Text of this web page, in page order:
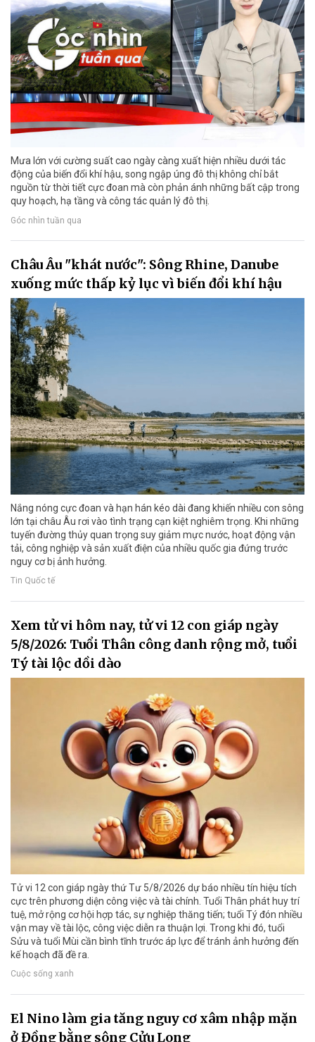
Mưa lớn với cường suất cao ngày càng xuất hiện nhiều dưới tác
động của biến đổi khí hậu, song ngập úng đô thị không chỉ bắt
nguồn từ thời tiết cực đoan mà còn phản ánh những bất cập trong
quy hoạch, hạ tầng và công tác quản lý đô thị.
Góc nhìn tuần qua
Châu Âu "khát nước": Sông Rhine, Danube
xuống mức thấp kỷ lục vì biến đổi khí hậu
Nắng nóng cực đoan và hạn hán kéo dài đang khiến nhiều con sông
lớn tại châu Âu rơi vào tình trạng cạn kiệt nghiêm trọng. Khi những
tuyến đường thủy quan trọng suy giảm mực nước, hoạt động vận
tải, công nghiệp và sản xuất điện của nhiều quốc gia đứng trước
nguy cơ bị ảnh hưởng.
Tin Quốc tế
Xem tử vi hôm nay, tử vi 12 con giáp ngày
5/8/2026: Tuổi Thân công danh rộng mở, tuổi
Tý tài lộc dồi dào
Tử vi 12 con giáp ngày thứ Tư 5/8/2026 dự báo nhiều tín hiệu tích
cực trên phương diện công việc và tài chính. Tuổi Thân phát huy trí
tuệ, mở rộng cơ hội hợp tác, sự nghiệp thăng tiến; tuổi Tý đón nhiều
vận may về tài lộc, công việc diễn ra thuận lợi. Trong khi đó, tuổi
Sửu và tuổi Mùi cần bình tĩnh trước áp lực để tránh ảnh hưởng đến
kế hoạch đã đề ra.
Cuộc sống xanh
El Nino làm gia tăng nguy cơ xâm nhập mặn
ở Đồng bằng sông Cửu Long